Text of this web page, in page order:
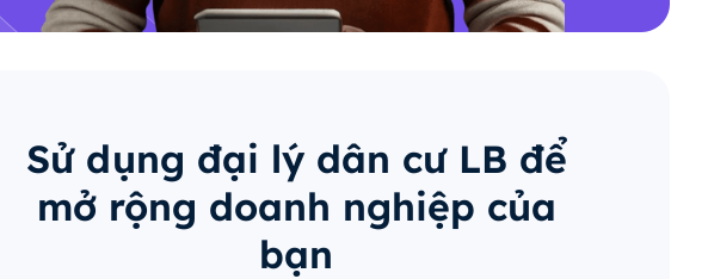
Sử dụng đại lý dân cư LB để
mở rộng doanh nghiệp của
bạn